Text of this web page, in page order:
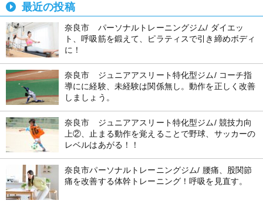
最近の投稿
奈良市 パーソナルトレーニングジム/ ダイエッ
ト、呼吸筋を鍛えて、ピラティスで引き締めボディ
に！
奈良市 ジュニアアスリート特化型ジム/ コーチ指
導にに経験、未経験は関係無し。動作を正しく改善
しましょう。
奈良市 ジュニアアスリート特化型ジム/ 競技力向
上②、止まる動作を覚えることで野球、サッカーの
レベルはあがる！！
奈良市パーソナルトレーニングジム/ 腰痛、股関節
痛を改善する体幹トレーニング！呼吸を見直す。